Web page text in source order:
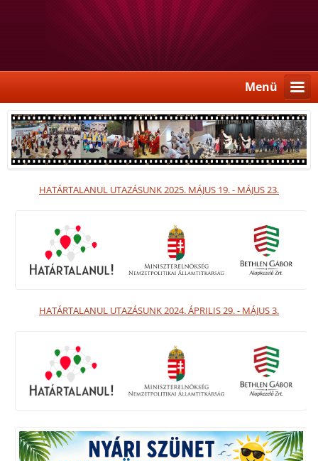
Menü
HATÁRTALANUL UTAZÁSUNK 2025. MÁJUS 19. - MÁJUS 23.
HATÁRTALANUL UTAZÁSUNK 2024. ÁPRILIS 29. - MÁJUS 3.